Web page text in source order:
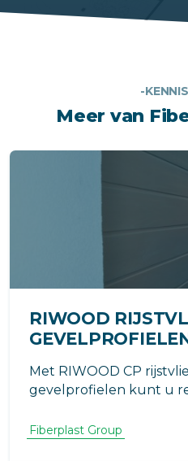
-
Meer van
RIWOOD
Met RIWOOD CP
gevelprofielen kunt u
ogende gevel
Fiberplast Group